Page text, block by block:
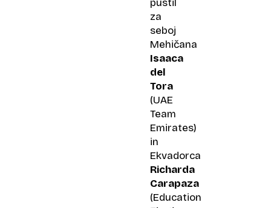
pustil
za
seboj
Mehičana
Isaaca
del
Tora
(UAE
Team
Emirates)
in
Ekvadorca
Richarda
Carapaza
(Education